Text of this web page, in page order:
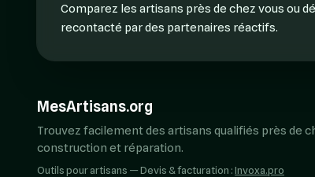
Comparez les artisans près de chez vous ou
recontacté par des partenaires réactifs.
MesArtisans.org
Trouvez facilement des artisans qualifiés près de
construction et réparation.
Outils pour artisans — Devis & facturation :Invoxa.pro